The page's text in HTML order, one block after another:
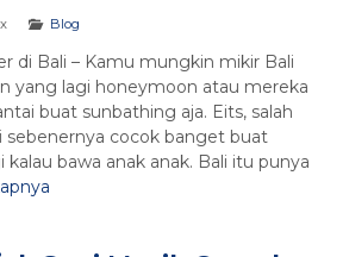
Blog
di Bali – Kamu mungkin mikir Bali
yang lagi honeymoon atau mereka
buat sunbathing aja. Eits, salah
sebenernya cocok banget buat
kalau bawa anak anak. Bali itu punya